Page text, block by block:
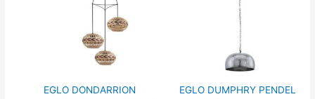
EGLO DONDARRION
EGLO DUMPHRY PENDEL